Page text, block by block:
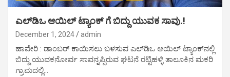
ಎಲ್‌ಡಿಒ ಆಯಿಲ್ ಟ್ಯಾಂಕ್ ಗೆ ಬಿದ್ದು ಯುವಕ ಸಾವು.!
December 1, 2024 admin
ಹಾವೇರಿ : ಡಾಂಬರ್ ಕಾಯಿಸಲು ಬಳಸುವ ಎಲ್‌ಡಿಒ ಆಯಿಲ್ ಟ್ಯಾಂಕ್‌ನಲ್ಲಿ
ಬಿದ್ದು ಯುವಕನೋರ್ವ ಸಾವನ್ನಪ್ಪಿರುವ ಘಟನೆ ರಟ್ಟಿಹಳ್ಳಿ ತಾಲೂಕಿನ ಮಕರಿ
ಗ್ರಾಮದಲ್ಲಿ…